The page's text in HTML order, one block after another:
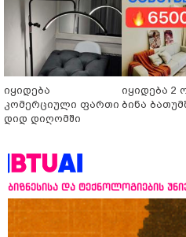
იყიდება
კომერციული ფართი
დიდ დიღომში
იყიდება 2
ბინა
ბიზნესისა და ტექნოლოგიების